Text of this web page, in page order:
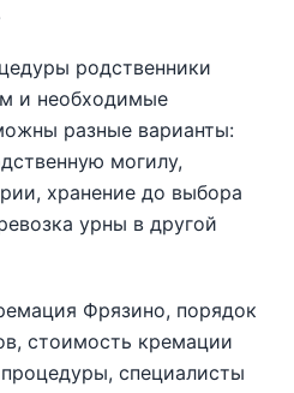
родственники
и необходимые
разные варианты:
могилу,
хранение до выбора
урны в другой
Фрязино, порядок
стоимость кремации
специалисты